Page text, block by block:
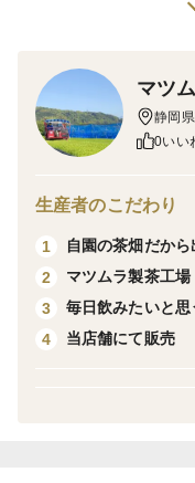
本格的な濃いめのほ
栽培・生産のこだわり
一番茶を焙じており
富士山の恵みを受け
商品の特徴
4ｇ入り三角ティー
ほうじ茶は色・味が
マツ
静岡
0いい
生産者のこだわり
1
自園の茶畑だか
2
マツムラ製茶工
3
毎日飲みたいと
4
当店舗にて販売